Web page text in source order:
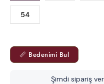
54
📏 Bedenimi Bul
Şimdi sipariş